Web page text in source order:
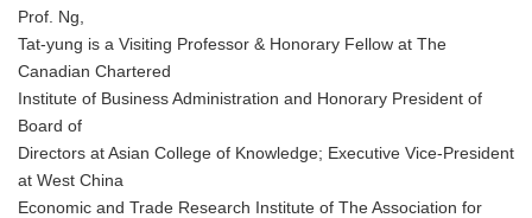
Prof. Ng,
Tat-yung is a Visiting Professor & Honorary Fellow at The
Canadian Chartered
Institute of Business Administration and Honorary President of
Board of
Directors at Asian College of Knowledge; Executive Vice-President
at West China
Economic and Trade Research Institute of The Association for